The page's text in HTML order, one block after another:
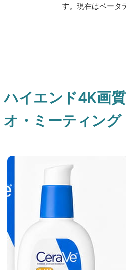
す。現在はベータ
ハイエンド4K画
オ・ミーティング